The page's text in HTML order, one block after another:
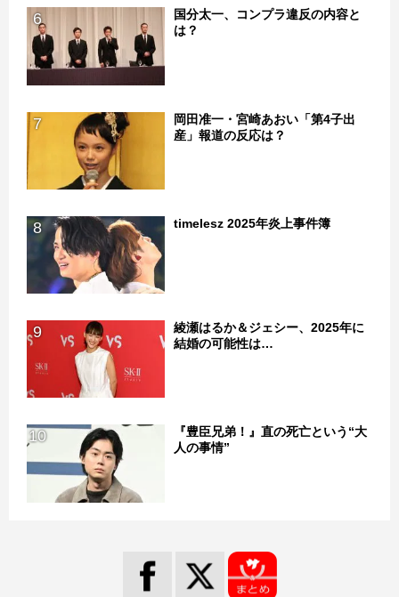
6
国分太一、コンプラ違反の内容と
は？
7
岡田准一・宮崎あおい「第4子出
産」報道の反応は？
8 timelesz 2025年炎上事件簿
9
綾瀬はるか＆ジェシー、2025年に
結婚の可能性は…
10
『豊臣兄弟！』直の死亡という“大
人の事情”